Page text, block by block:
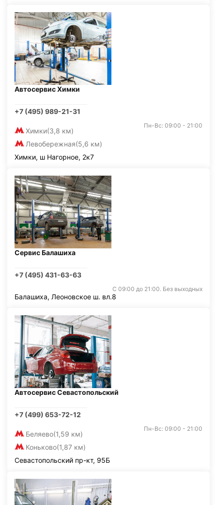
Автосервис Химки
+7 (495) 989-21-31
Химки(3,8 км)
Левобережная(5,6 км)
Пн-Вс: 09:00 - 21:00
Химки, ш Нагорное, 2к7
Сервис Балашиха
+7 (495) 431-63-63
С 09:00 до 21:00. Без выходных
Балашиха, Леоновское ш. вл.8
Автосервис Севастопольский
+7 (499) 653-72-12
Беляево(1,59 км)
Коньково(1,87 км)
Пн-Вс: 09:00 - 21:00
Севастопольский пр-кт, 95Б